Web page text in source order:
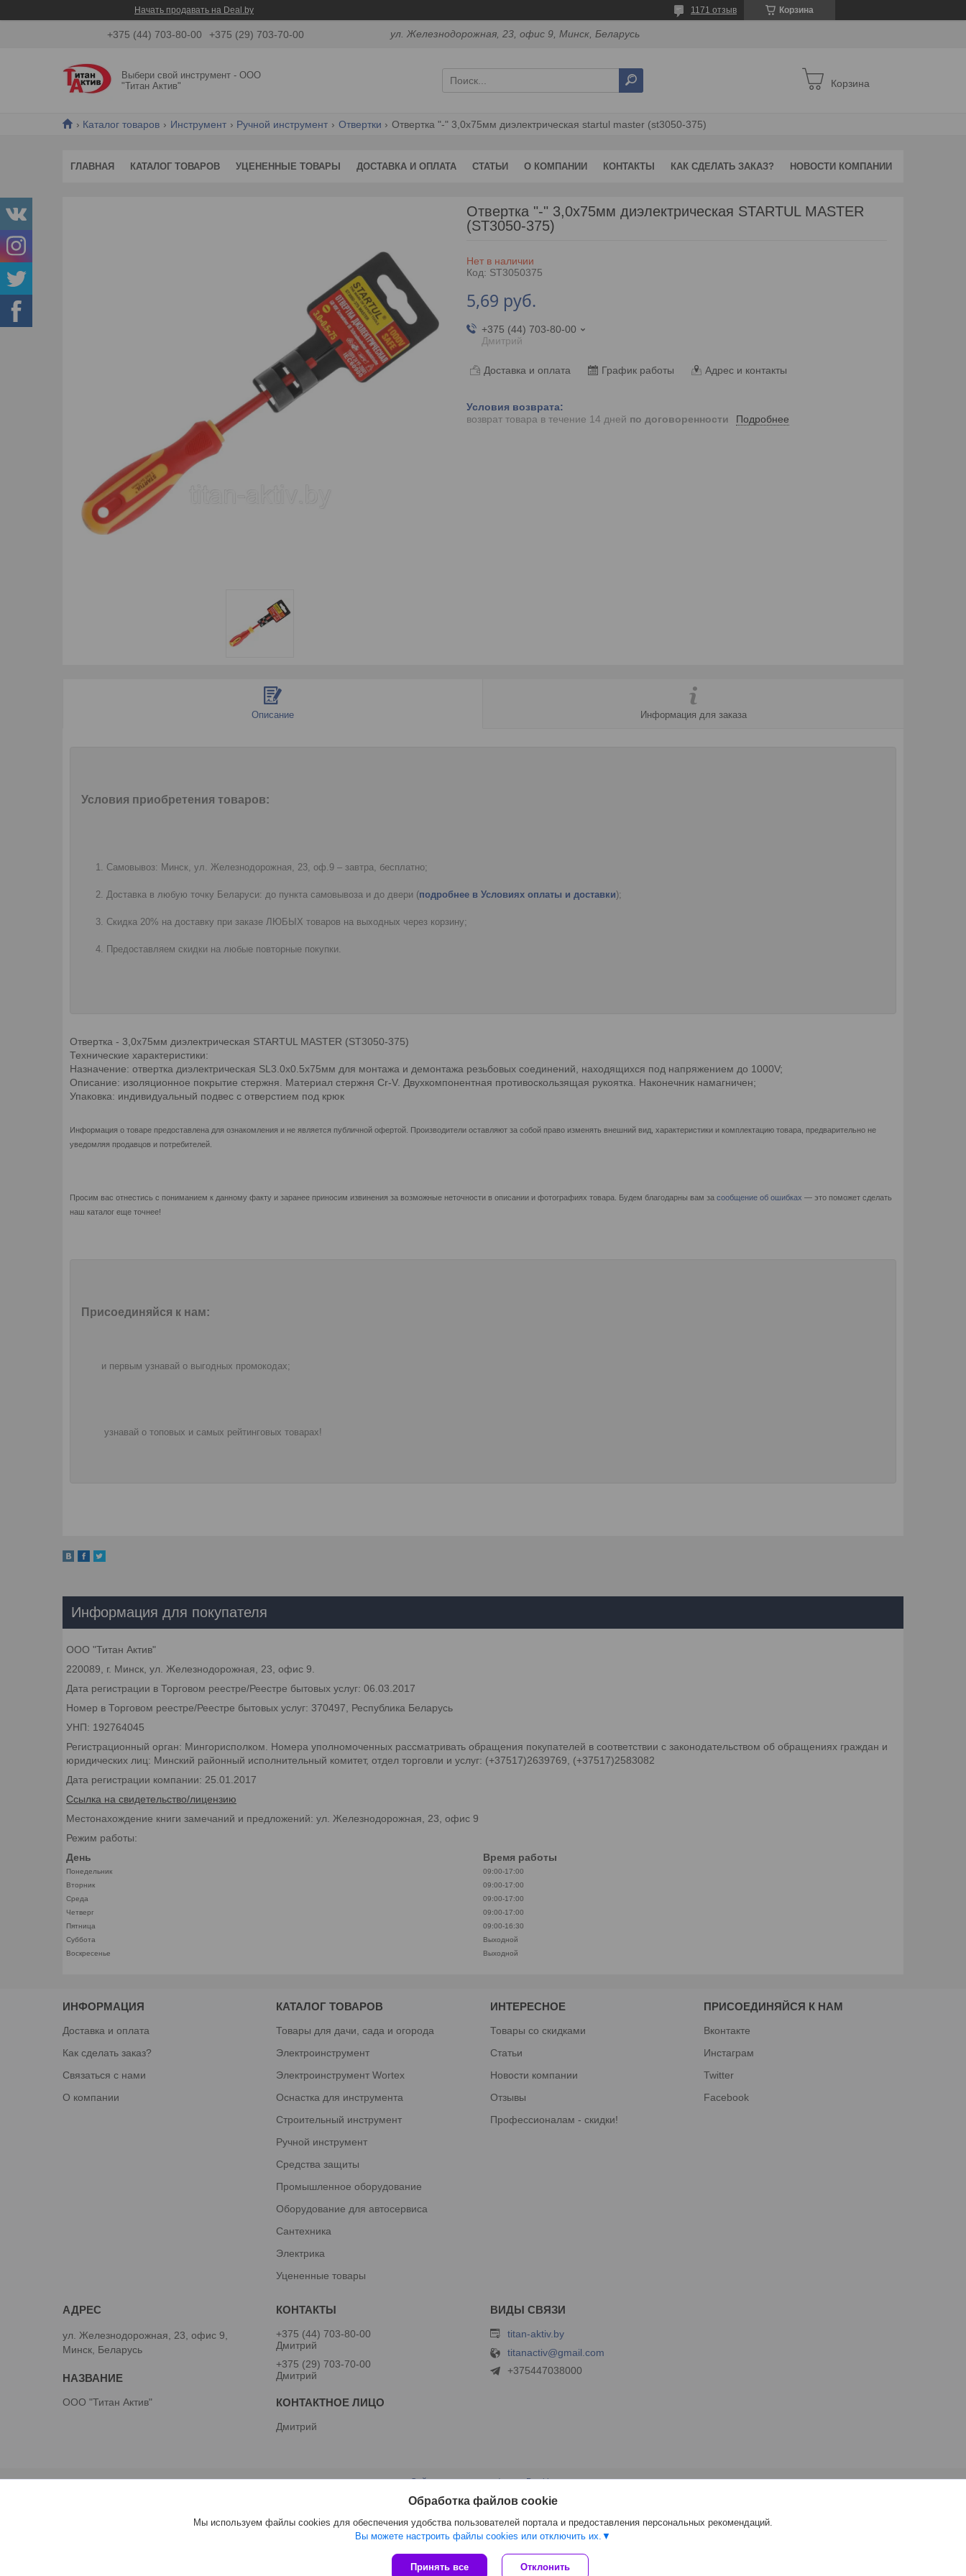
Начать продавать на Deal.by Корзина
1171 отзыв
+375 (44) 703-80-00 +375 (29) 703-70-00 ул. Железнодорожная, 23, офис 9, Минск, Беларусь
Выбери свой инструмент - ООО
"Титан Актив"
Корзина
Каталог товаров Инструмент Ручной инструмент Отвертки Отвертка "-" 3,0x75мм диэлектрическая startul master (st3050-375)
ГЛАВНАЯ КАТАЛОГ ТОВАРОВ УЦЕНЕННЫЕ ТОВАРЫ ДОСТАВКА И ОПЛАТА СТАТЬИ О КОМПАНИИ КОНТАКТЫ КАК СДЕЛАТЬ ЗАКАЗ? НОВОСТИ КОМПАНИИ
Отвертка "-" 3,0x75мм диэлектрическая STARTUL MASTER
(ST3050-375)
Нет в наличии
Код: ST3050375
5,69 руб.
+375 (44) 703-80-00
Дмитрий
Доставка и оплата График работы Адрес и контакты
возврат товара в течение 14 дней по договоренности Подробнее
Описание Информация для заказа
Условия приобретения товаров:
Самовывоз: Минск, ул. Железнодорожная, 23, оф.9 – завтра, бесплатно;
Доставка в любую точку Беларуси: до пункта самовывоза и до двери (подробнее в Условиях оплаты и доставки);
Скидка 20% на доставку при заказе ЛЮБЫХ товаров на выходных через корзину;
Предоставляем скидки на любые повторные покупки.
Отвертка - 3,0x75мм диэлектрическая STARTUL MASTER (ST3050-375)
Технические характеристики:
Назначение: отвертка диэлектрическая SL3.0х0.5х75мм для монтажа и демонтажа резьбовых соединений, находящихся под напряжением до 1000V;
Описание: изоляционное покрытие стержня. Материал стержня Cr-V. Двухкомпонентная противоскользящая рукоятка. Наконечник намагничен;
Упаковка: индивидуальный подвес с отверстием под крюк
Информация о товаре предоставлена для ознакомления и не является публичной офертой. Производители оставляют за собой право изменять внешний вид, характеристики и комплектацию товара, предварительно не
уведомляя продавцов и потребителей.
Просим вас отнестись с пониманием к данному факту и заранее приносим извинения за возможные неточности в описании и фотографиях товара. Будем благодарны вам за сообщение об ошибках — это поможет сделать
наш каталог еще точнее!
Присоединяйся к нам:
и первым узнавай о выгодных промокодах;
узнавай о топовых и самых рейтинговых товарах!
Информация для покупателя
ООО "Титан Актив"
220089, г. Минск, ул. Железнодорожная, 23, офис 9.
Дата регистрации в Торговом реестре/Реестре бытовых услуг: 06.03.2017
Номер в Торговом реестре/Реестре бытовых услуг: 370497, Республика Беларусь
УНП: 192764045
Регистрационный орган: Мингорисполком. Номера уполномоченных рассматривать обращения покупателей в соответствии с законодательством об обращениях граждан и
юридических лиц: Минский районный исполнительный комитет, отдел торговли и услуг: (+37517)2639769, (+37517)2583082
Дата регистрации компании: 25.01.2017
Ссылка на свидетельство/лицензию
Местонахождение книги замечаний и предложений: ул. Железнодорожная, 23, офис 9
Режим работы:
День
Время работы
Понедельник
09:00-17:00
Вторник
09:00-17:00
Среда
09:00-17:00
Четверг
09:00-17:00
Пятница
09:00-16:30
Суббота
Выходной
Воскресенье
Выходной
ИНФОРМАЦИЯ
Доставка и оплата
Как сделать заказ?
Связаться с нами
О компании
КАТАЛОГ ТОВАРОВ
Товары для дачи, сада и огорода
Электроинструмент
Электроинструмент Wortex
Оснастка для инструмента
Строительный инструмент
Ручной инструмент
Средства защиты
Промышленное оборудование
Оборудование для автосервиса
Сантехника
Электрика
Уцененные товары
ИНТЕРЕСНОЕ
Товары со скидками
Статьи
Новости компании
Отзывы
Профессионалам - скидки!
ПРИСОЕДИНЯЙСЯ К НАМ
Вконтакте
Инстаграм
Twitter
Facebook
ул. Железнодорожная, 23, офис 9,
Минск, Беларусь
ООО "Титан Актив"
+375 (44) 703-80-00
Дмитрий
+375 (29) 703-70-00
Дмитрий
Дмитрий
titan-aktiv.by
titanactiv@gmail.com
+375447038000
Сайт создан на платформе Deal.by
Политика обработки файлов cookies
Обработка файлов cookie
Мы используем файлы cookies для обеспечения удобства пользователей портала и предоставления персональных рекомендаций.
Вы можете настроить файлы cookies или отключить их.
Принять все Отклонить
ООО "Титан Актив" | Пожаловаться на контент
Select Language ▼